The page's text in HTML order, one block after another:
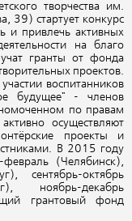
творчества им.
39) стартует конкурс
и привлечь активных
на благо
гранты от фонда
проектов.
воспитанников
будущее" - членов
по правам
осуществляют
проекты и
В 2015 году
(Челябинск),
сентябрь-октябрь
ноябрь-декабрь
грантовый фонд